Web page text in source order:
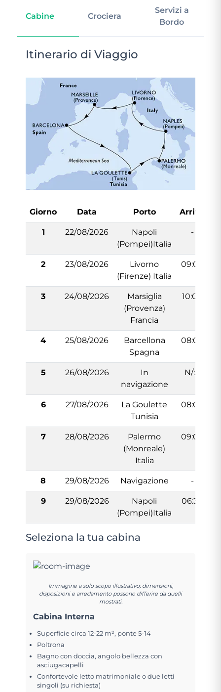
Cabine Crociera
Servizi a
Bordo
Itinerario di Viaggio
Giorno Data Porto Arrivo
1 22/08/2026
Napoli
(Pompei)Italia
-
2 23/08/2026
Livorno
(Firenze) Italia
09:00
3 24/08/2026
Marsiglia
(Provenza)
Francia
10:00
4 25/08/2026
Barcellona
Spagna
08:00
5 26/08/2026
In
navigazione
N/:A
6 27/08/2026
La Goulette
Tunisia
08:00
7 28/08/2026
Palermo
(Monreale)
Italia
09:00
8 29/08/2026 Navigazione -
9 29/08/2026
Napoli
(Pompei)Italia
06:30
Seleziona la tua cabina
Immagine a solo scopo illustrativo; dimensioni,
disposizioni e arredamento possono differire da quelli
mostrati.
Cabina Interna
Superficie circa 12-22 m², ponte 5-14
Poltrona
Bagno con doccia, angolo bellezza con
asciugacapelli
Confortevole letto matrimoniale o due letti
singoli (su richiesta)